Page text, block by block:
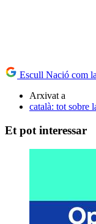
Escull Nació com
Arxivat a
català: tot sobre
Et pot interessar